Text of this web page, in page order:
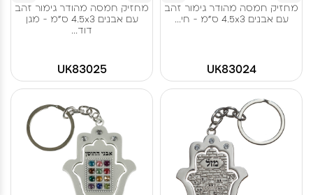
מחזיק חמסה מהודר גימור זהב
עם אבנים 4.5x3 ס"מ - חי...
UK83024
מחזיק חמסה מהודר גימור זהב
עם אבנים 4.5x3 ס"מ - מגן
דוד...
UK83025